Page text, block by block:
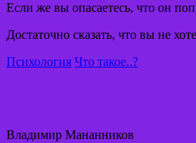
Если же вы опасаетесь, что он
Достаточно сказать, что вы не
Психология Что такое..?
Владимир Мананников